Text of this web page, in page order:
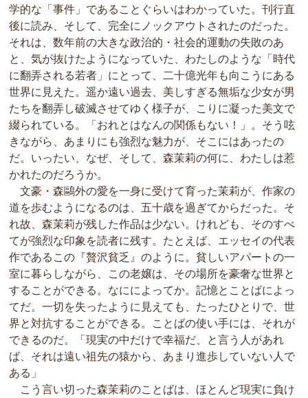
学的な「事件」であることぐらいはわかっていた。刊行直
後に読み、そして、完全にノックアウトされたのだった。
それは、数年前の大きな政治的・社会的運動の失敗のあ
と、気が抜けたようになっていた、わたしのような「時代
に翻弄される若者」にとって、二十億光年も向こうにある
世界に見えた。遥か遠い過去、美しすぎる無垢な少女が男
たちを翻弄し破滅させてゆく様子が、こりに凝った美文で
綴られている。「おれとはなんの関係もない！」。そう呟
きながら、あまりにも強烈な魅力が、そこにはあったの
だ。いったい、なぜ、そして、森茉莉の何に、わたしは惹
かれたのだろうか。
文豪・森鷗外の愛を一身に受けて育った茉莉が、作家の
道を歩むようになるのは、五十歳を過ぎてからだった。そ
れ故、森茉莉が残した作品は少ない。けれども、そのすべ
てが強烈な印象を読者に残す。たとえば、エッセイの代表
作であるこの『贅沢貧乏』のように。貧しいアパートの一
室に暮らしながら、この老嬢は、その場所を豪奢な世界と
することができる。なにによってか。記憶とことばによっ
てだ。一切を失ったように見えても、たったひとりで、世
界と対抗することができる。ことばの使い手には、それが
できるのだ。「現実の中だけで幸福だ、と言う人があれ
ば、それは遠い祖先の猿から、あまり進歩していない人で
ある」
こう言い切った森茉莉のことばは、ほとんど現実に負け